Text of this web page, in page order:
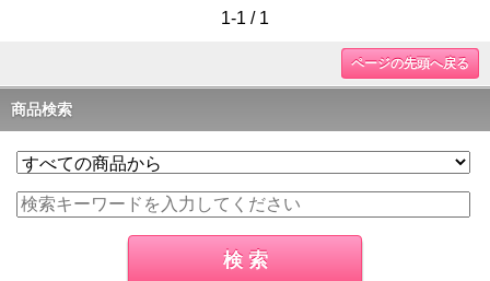
1-1 / 1
ページの先頭へ戻る
商品検索